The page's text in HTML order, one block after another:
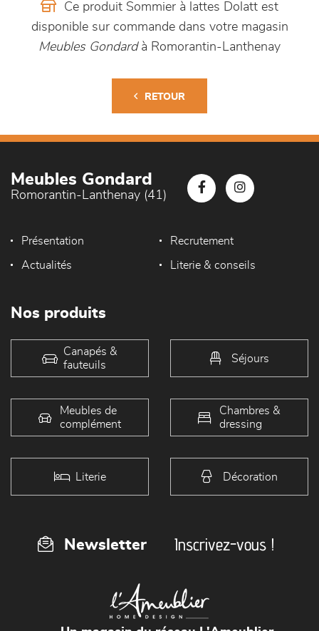
Ce produit Sommier à lattes Dolatt est
disponible sur commande dans votre magasin
Meubles Gondardà Romorantin-Lanthenay
RETOUR
Meubles Gondard
Romorantin-Lanthenay (41)
Présentation Recrutement
Actualités Literie & conseils
Nos produits
Canapés &
fauteuils
Séjours
Meubles de
complément
Chambres &
dressing
Literie Décoration
Newsletter Inscrivez-vous !